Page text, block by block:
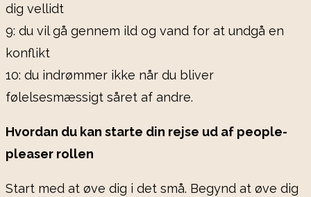
dig vellidt
9: du vil gå gennem ild og vand for at undgå en
konflikt
10: du indrømmer ikke når du bliver
følelsesmæssigt såret af andre.
Hvordan du kan starte din rejse ud af people-
pleaser rollen
Start med at øve dig i det små. Begynd at øve dig